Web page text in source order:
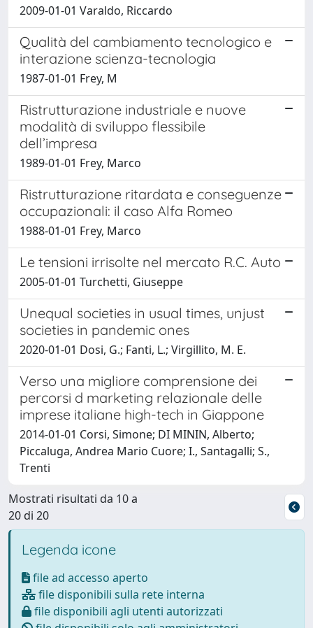
2009-01-01 Varaldo, Riccardo
Qualità del cambiamento tecnologico e
interazione scienza-tecnologia
1987-01-01 Frey, M
Ristrutturazione industriale e nuove
modalità di sviluppo flessibile
dell’impresa
1989-01-01 Frey, Marco
Ristrutturazione ritardata e conseguenze
occupazionali: il caso Alfa Romeo
1988-01-01 Frey, Marco
Le tensioni irrisolte nel mercato R.C. Auto
2005-01-01 Turchetti, Giuseppe
Unequal societies in usual times, unjust
societies in pandemic ones
2020-01-01 Dosi, G.; Fanti, L.; Virgillito, M. E.
Verso una migliore comprensione dei
percorsi d marketing relazionale delle
imprese italiane high-tech in Giappone
2014-01-01 Corsi, Simone; DI MININ, Alberto;
Piccaluga, Andrea Mario Cuore; I., Santagalli; S.,
Trenti
Mostrati risultati da 10 a
20 di 20
Legenda icone
file ad accesso aperto
file disponibili sulla rete interna
file disponibili agli utenti autorizzati